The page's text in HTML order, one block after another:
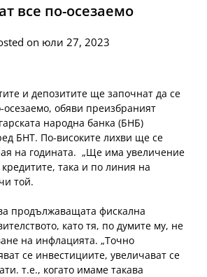
все по-осезаемо
on юли 27, 2023
и депозитите ще започнат да се
осезаемо, обяви преизбраният
народна банка (БНБ)
БНТ. По-високите лихви ще се
на годината. „Ще има увеличение
така и по линия на
той.
продължаващата фискална
като тя, по думите му, не
на инфлацията. „Точно
се инвестициите, увеличават се
т.е., когато имаме такава